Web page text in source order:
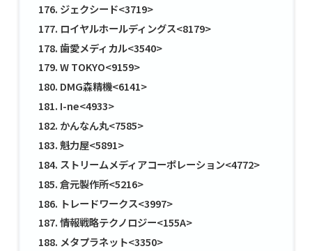
ジェクシード<3719>
ロイヤルホールディングス<8179>
歯愛メディカル<3540>
W TOKYO<9159>
DMG森精機<6141>
I-ne<4933>
かんなん丸<7585>
魁力屋<5891>
ストリームメディアコーポレーション<4772>
倉元製作所<5216>
トレードワークス<3997>
情報戦略テクノロジー<155A>
メタプラネット<3350>